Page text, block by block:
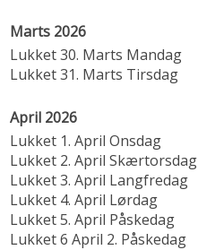
Marts 2026
Lukket 30. Marts Mandag
Lukket 31. Marts Tirsdag
April 2026
Lukket 1. April Onsdag
Lukket 2. April Skærtorsdag
Lukket 3. April Langfredag
Lukket 4. April Lørdag
Lukket 5. April Påskedag
Lukket 6 April 2. Påskedag